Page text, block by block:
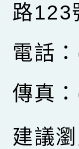
路123
電話
傳真
建議